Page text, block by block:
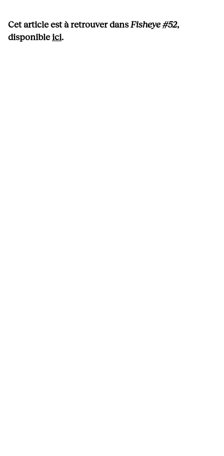
Cet article est à retrouver dansFisheye #52,
disponibleici.